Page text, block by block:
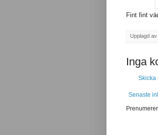
Fint fint
Upplagd av
Inga
Skicka
Senaste